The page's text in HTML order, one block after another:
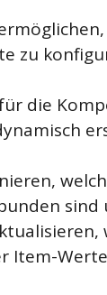
zu
die
sind
Item-